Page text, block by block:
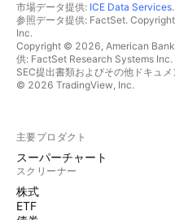
市場データ提供: ICE Data Services.
参照データ提供: FactSet.
Inc.
Copyright © 2026, American
供: FactSet Research Systems
SEC提出書類およびその他ドキュ
© 2026 TradingView, Inc.
主要プロダクト
スーパーチャート
スクリーナー
株式
ETF